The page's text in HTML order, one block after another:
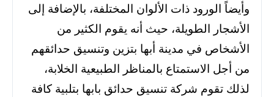
وأيضاً الورود ذات الألوان المختلفة، بالإضافة إلى
الأشجار الطويلة، حيث أنه يقوم الكثير من
الأشخاص في مدينة أبها بتزين وتنسيق حدائقهم
من أجل الاستمتاع بالمناظر الطبيعية الخلابة،
لذلك تقوم شركة تنسيق حدائق بابها بتلبية كافة